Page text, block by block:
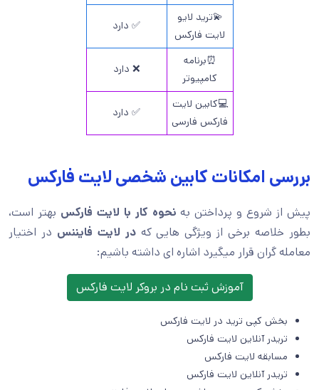
💫ترید لایو
لایت فارکس
✅ دارد
⏰برنامه
کامپیوتر
❌ دارد
💻کابین لایت
فارکس فارسی
✅ دارد
بررسی امکانات کابین شخصی لایت فارکس
پیش از شروع و پرداختن به نحوه کار با لایت فارکس بهتر است،
بطور خلاصه برخی از ویژگی هایی کهدر لایت فایننس در اختیار
معامله گران قرار میگیرد اشاره ای داشته باشیم:
آموزش ثبت نام در بروکر لایت فارکس
بخش کپی ترید در لایت فارکس
تریدر آنلاین لایت فارکس
مسابقه لایت فارکس
تریدر آنلاین لایت فارکس